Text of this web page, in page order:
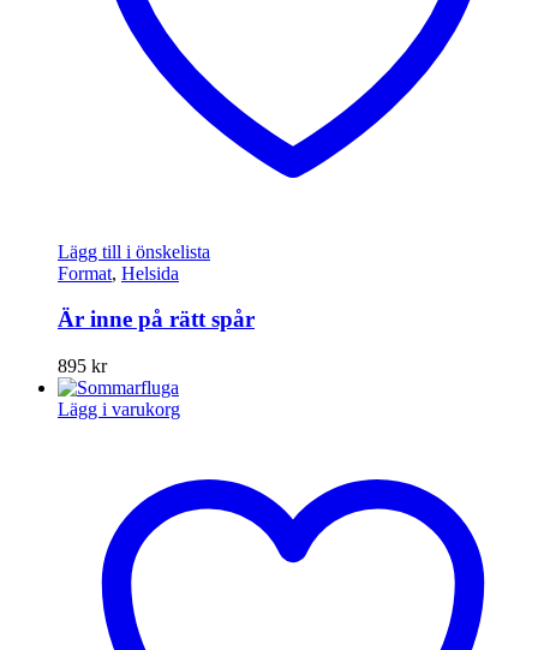
Lägg till i önskelista
Format, Helsida
Är inne på rätt spår
895 kr
Lägg i varukorg